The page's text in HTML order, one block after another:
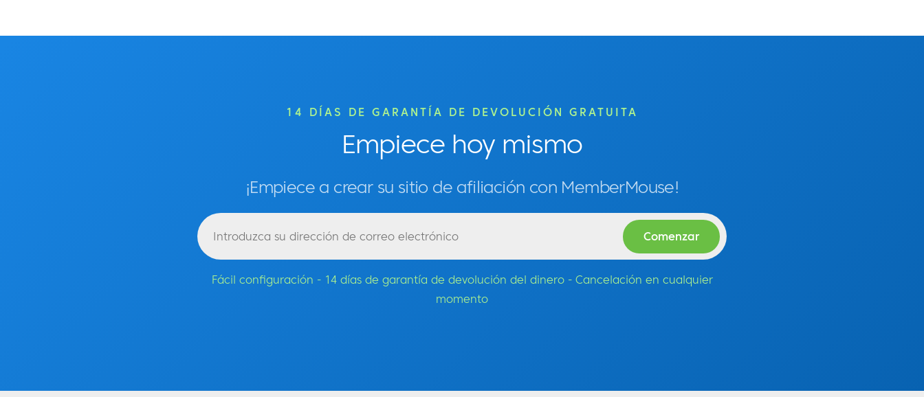
14 DÍAS DE GARANTÍA DE DEVOLUCIÓN GRATUITA
Empiece hoy mismo
¡Empiece a crear su sitio de afiliación con MemberMouse!
Fácil configuración - 14 días de garantía de devolución del dinero - Cancelación en cualquier
momento